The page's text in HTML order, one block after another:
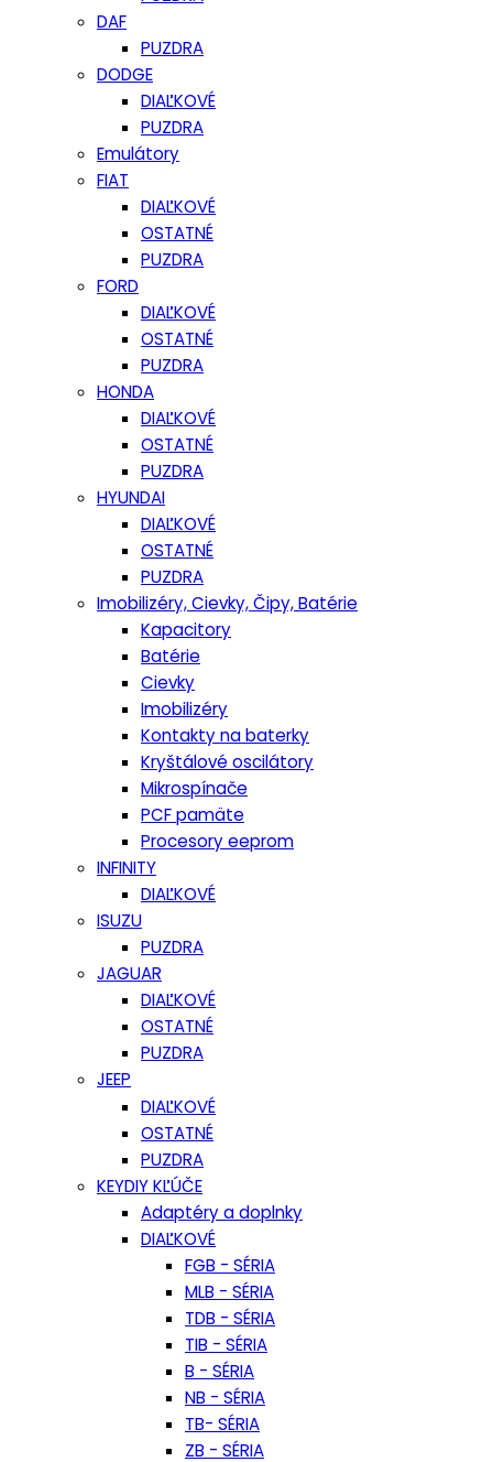
DAF
PUZDRA
DODGE
DIAĽKOVÉ
PUZDRA
Emulátory
FIAT
DIAĽKOVÉ
OSTATNÉ
PUZDRA
FORD
DIAĽKOVÉ
OSTATNÉ
PUZDRA
HONDA
DIAĽKOVÉ
OSTATNÉ
PUZDRA
HYUNDAI
DIAĽKOVÉ
OSTATNÉ
PUZDRA
Imobilizéry, Cievky, Čipy, Batérie
Kapacitory
Batérie
Cievky
Imobilizéry
Kontakty na baterky
Kryštálové oscilátory
Mikrospínače
PCF pamäte
Procesory eeprom
INFINITY
DIAĽKOVÉ
ISUZU
PUZDRA
JAGUAR
DIAĽKOVÉ
OSTATNÉ
PUZDRA
JEEP
DIAĽKOVÉ
OSTATNÉ
PUZDRA
KEYDIY KĽÚČE
Adaptéry a doplnky
DIAĽKOVÉ
FGB - SÉRIA
MLB - SÉRIA
TDB - SÉRIA
TIB - SÉRIA
B - SÉRIA
NB - SÉRIA
TB- SÉRIA
ZB - SÉRIA